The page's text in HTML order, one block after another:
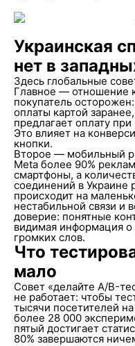
Украинская
нет в
Здесь глобальные
Главное — отношение
покупатель
оплаты картой
предлагает оплату
Это влияет на
кнопки.
Второе — мобильный
Meta более 90%
смартфоны, а
соединений в Украине
происходит на
нестабильной связи и
доверие: понятные
видимая информация о
громких слов.
Что
мало
Совет «делайте A/B-
не работает: чтобы
тысячи посетителей
более 28 000
пятый достигает
80% завершаются